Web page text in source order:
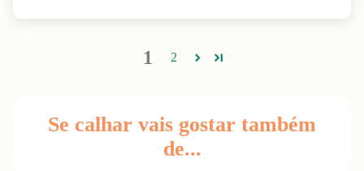
1 2
Se calhar vais gostar também
de...